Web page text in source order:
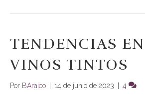
TENDENCIAS
VINOS TINTOS
Por BAraico 14 de junio de 2023 4